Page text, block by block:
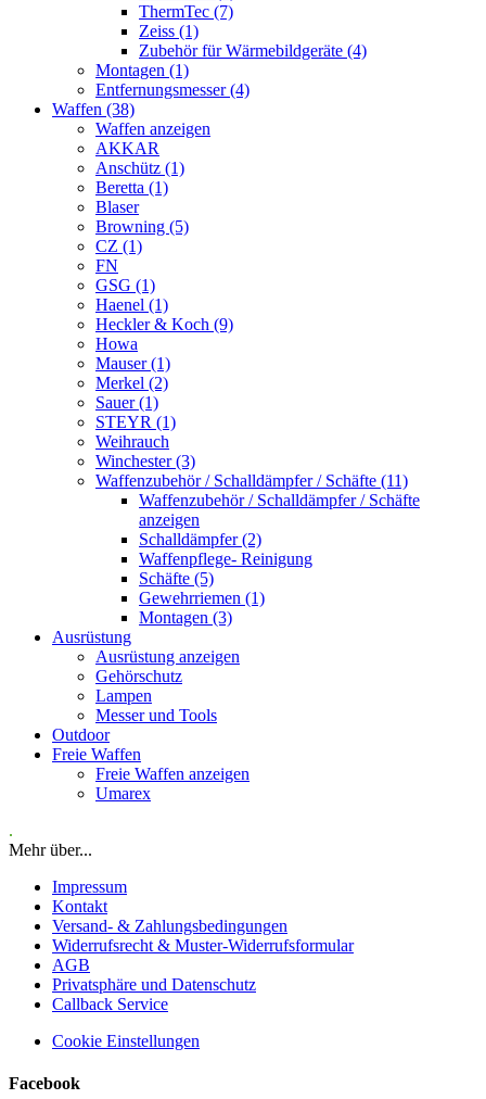
ThermTec (7)
Zeiss (1)
Zubehör für Wärmebildgeräte (4)
Montagen (1)
Entfernungsmesser (4)
Waffen (38)
Waffen anzeigen
AKKAR
Anschütz (1)
Beretta (1)
Blaser
Browning (5)
CZ (1)
FN
GSG (1)
Haenel (1)
Heckler & Koch (9)
Howa
Mauser (1)
Merkel (2)
Sauer (1)
STEYR (1)
Weihrauch
Winchester (3)
Waffenzubehör / Schalldämpfer / Schäfte (11)
Waffenzubehör / Schalldämpfer / Schäfte
anzeigen
Schalldämpfer (2)
Waffenpflege- Reinigung
Schäfte (5)
Gewehrriemen (1)
Montagen (3)
Ausrüstung
Ausrüstung anzeigen
Gehörschutz
Lampen
Messer und Tools
Outdoor
Freie Waffen
Freie Waffen anzeigen
Umarex
.
Mehr über...
Impressum
Kontakt
Versand- & Zahlungsbedingungen
Widerrufsrecht & Muster-Widerrufsformular
AGB
Privatsphäre und Datenschutz
Callback Service
Cookie Einstellungen
Facebook